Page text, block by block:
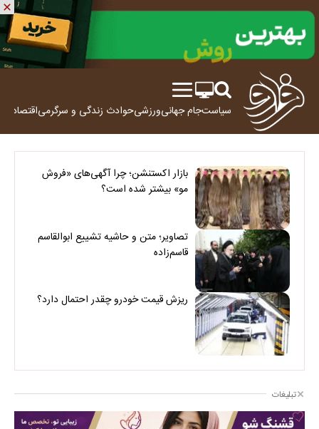
سیاستجام جهانیورزشیحوادث زندگی و سرگرمیاقتصاد
بازار اکستنشن؛ چرا آگهی‌های «فروش
مو» بیشتر شده است؟
تصاویر؛ متن و حاشیه تشییع ابوالقاسم
قاسم‌زاده
ریزش قیمت خودرو چقدر احتمال دارد؟
تبلیغات